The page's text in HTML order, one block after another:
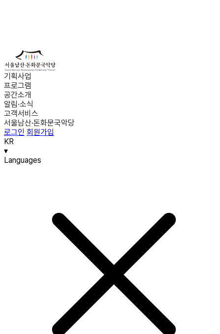
기획사업
프로그램
공간소개
알림·소식
고객서비스
서울남산·돈화문국악당
로그인 회원가입
KR
▾
Languages